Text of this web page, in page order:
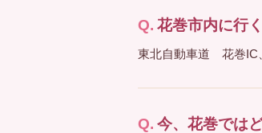
花巻市内に行
東北自動車道 花巻IC
今、花巻では